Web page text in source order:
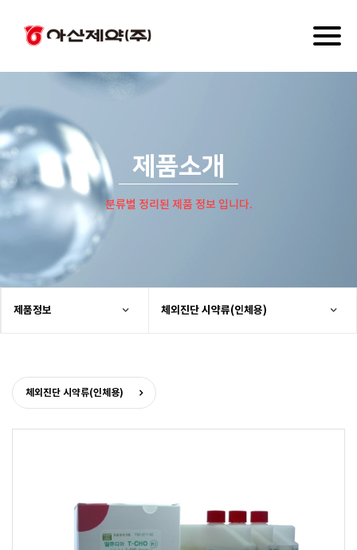
제품소개
분류별 정리된 제품 정보 입니다.
제품정보 체외진단 시약류(인체용)
체외진단 시약류(인체용)